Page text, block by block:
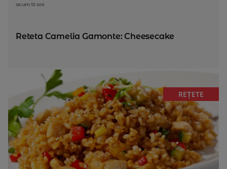
acum 13 ani
Reteta Camelia Gamonte: Cheesecake
REȚETE